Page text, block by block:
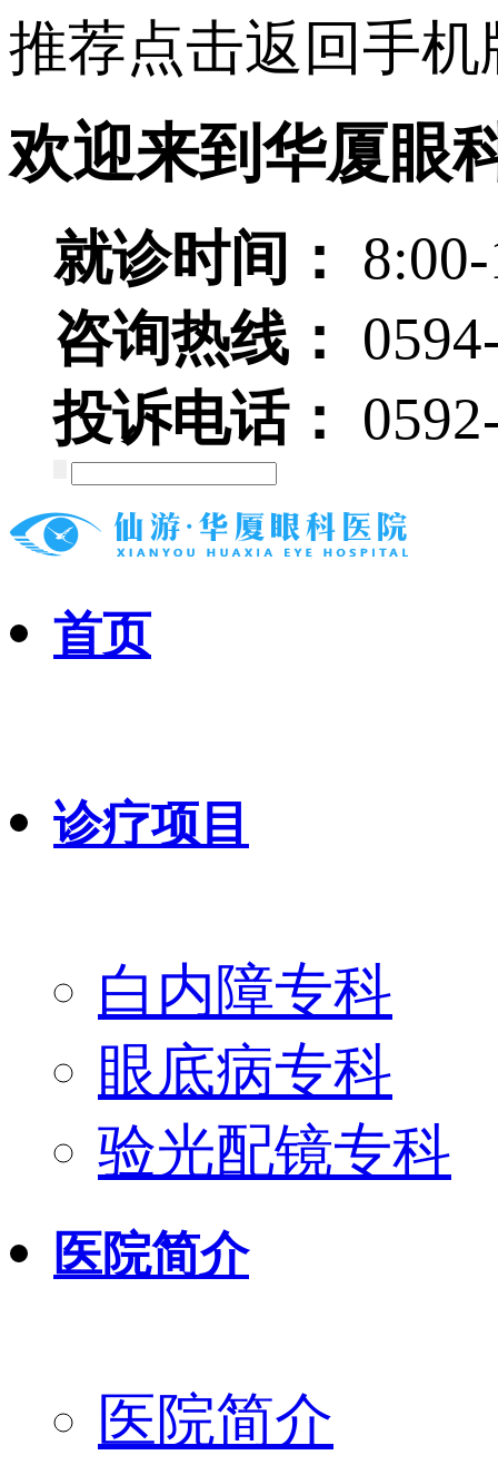
推荐点击返回手机
欢迎来到华厦眼
就诊时间：
咨询热线：
投诉电话：
首页
诊疗项目
白内障专科
眼底病专科
验光配镜专科
医院简介
医院简介